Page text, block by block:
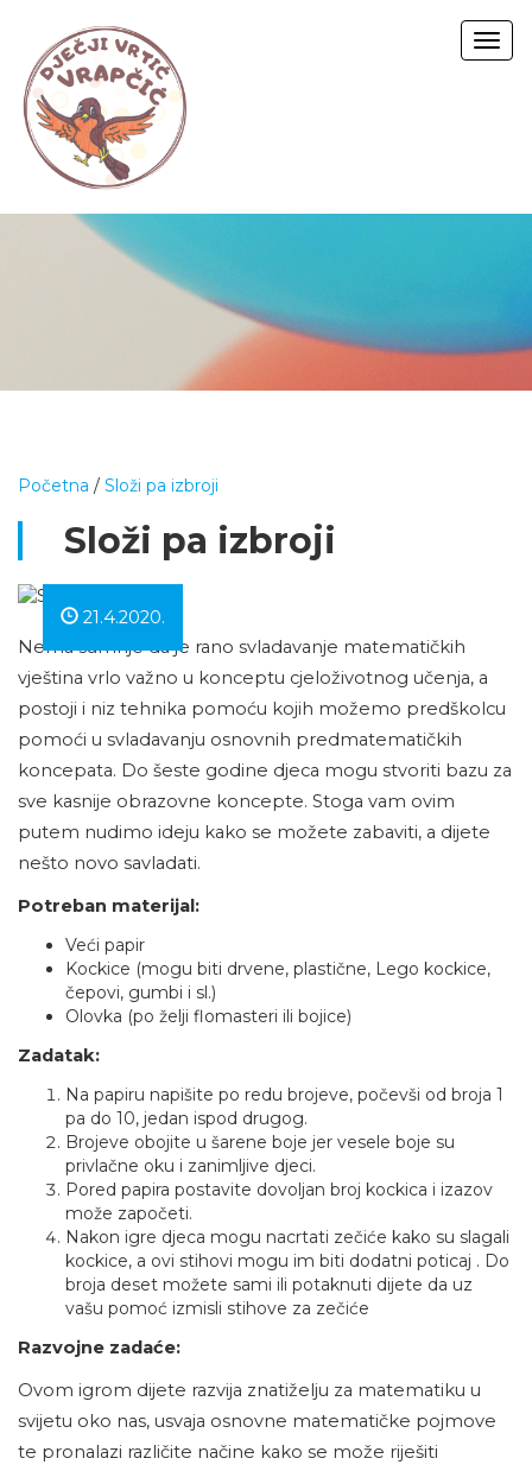
Početna / Složi pa izbroji
Složi pa izbroji
21.4.2020.
Nema sumnje da je rano svladavanje matematičkih
vještina vrlo važno u konceptu cjeloživotnog učenja, a
postoji i niz tehnika pomoću kojih možemo predškolcu
pomoći u svladavanju osnovnih predmatematičkih
koncepata. Do šeste godine djeca mogu stvoriti bazu za
sve kasnije obrazovne koncepte. Stoga vam ovim
putem nudimo ideju kako se možete zabaviti, a dijete
nešto novo savladati.
Potreban materijal:
Veći papir
Kockice (mogu biti drvene, plastične, Lego kockice,
čepovi, gumbi i sl.)
Olovka (po želji flomasteri ili bojice)
Zadatak:
Na papiru napišite po redu brojeve, počevši od broja 1
pa do 10, jedan ispod drugog.
Brojeve obojite u šarene boje jer vesele boje su
privlačne oku i zanimljive djeci.
Pored papira postavite dovoljan broj kockica i izazov
može započeti.
Nakon igre djeca mogu nacrtati zečiće kako su slagali
kockice, a ovi stihovi mogu im biti dodatni poticaj . Do
broja deset možete sami ili potaknuti dijete da uz
vašu pomoć izmisli stihove za zečiće
Razvojne zadaće:
Ovom igrom dijete razvija znatiželju za matematiku u
svijetu oko nas, usvaja osnovne matematičke pojmove
te pronalazi različite načine kako se može riješiti